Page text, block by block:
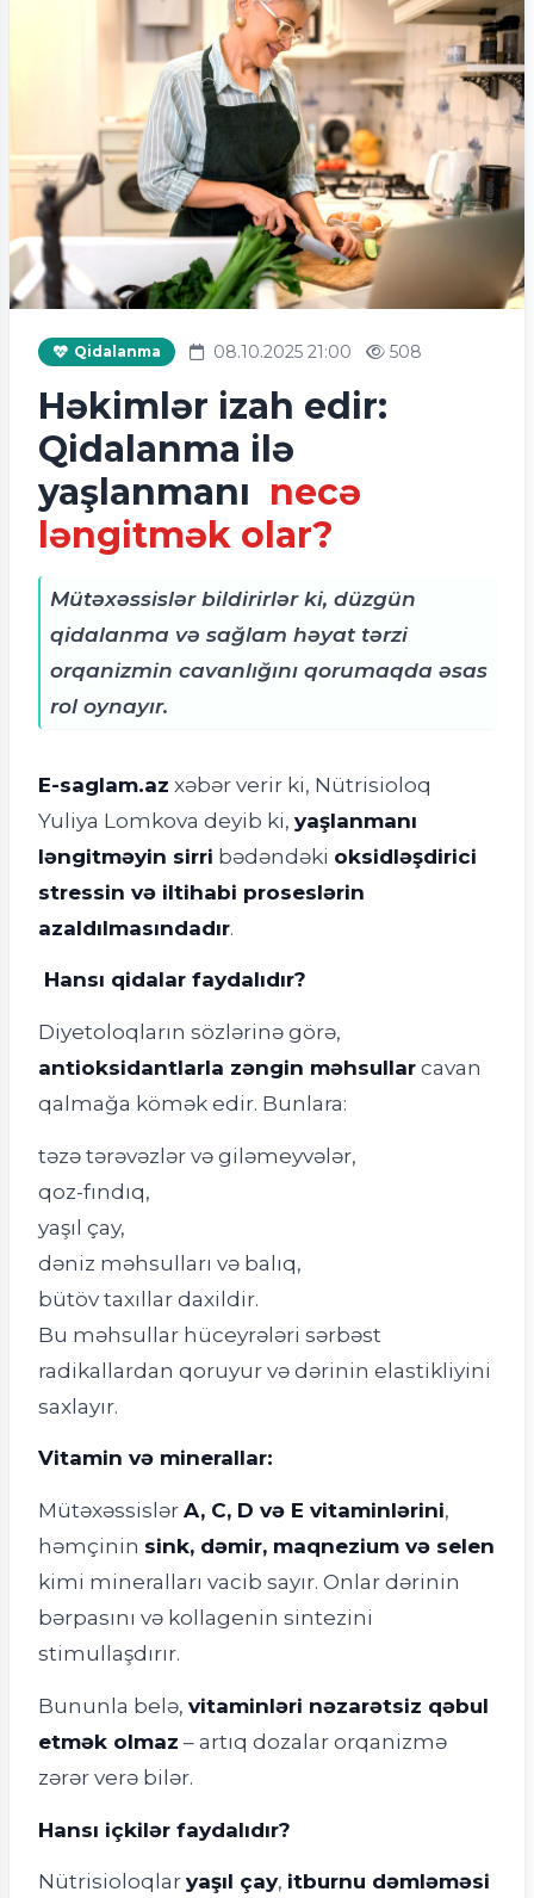
Qidalanma 08.10.2025 21:00 508
Həkimlər izah edir:
Qidalanma ilə
yaşlanmanı necə
ləngitmək olar?
Mütəxəssislər bildirirlər ki, düzgün
qidalanma və sağlam həyat tərzi
orqanizmin cavanlığını qorumaqda əsas
rol oynayır.
E-saglam.az xəbər verir ki, Nütrisioloq
Yuliya Lomkova deyib ki, yaşlanmanı
ləngitməyin sirri bədəndəki oksidləşdirici
stressin və iltihabi proseslərin
azaldılmasındadır.
Hansı qidalar faydalıdır?
Diyetoloqların sözlərinə görə,
antioksidantlarla zəngin məhsullarcavan
qalmağa kömək edir. Bunlara:
təzə tərəvəzlər və giləmeyvələr,
qoz-fındıq,
yaşıl çay,
dəniz məhsulları və balıq,
bütöv taxıllar daxildir.
Bu məhsullar hüceyrələri sərbəst
radikallardan qoruyur və dərinin elastikliyini
saxlayır.
Vitamin və minerallar:
MütəxəssislərA, C, D və E vitaminlərini,
həmçinin sink, dəmir, maqnezium və selen
kimi mineralları vacib sayır. Onlar dərinin
bərpasını və kollagenin sintezini
stimullaşdırır.
Bununla belə, vitaminləri nəzarətsiz qəbul
etmək olmaz – artıq dozalar orqanizmə
zərər verə bilər.
Hansı içkilər faydalıdır?
Nütrisioloqlaryaşıl çay, itburnu dəmləməsi